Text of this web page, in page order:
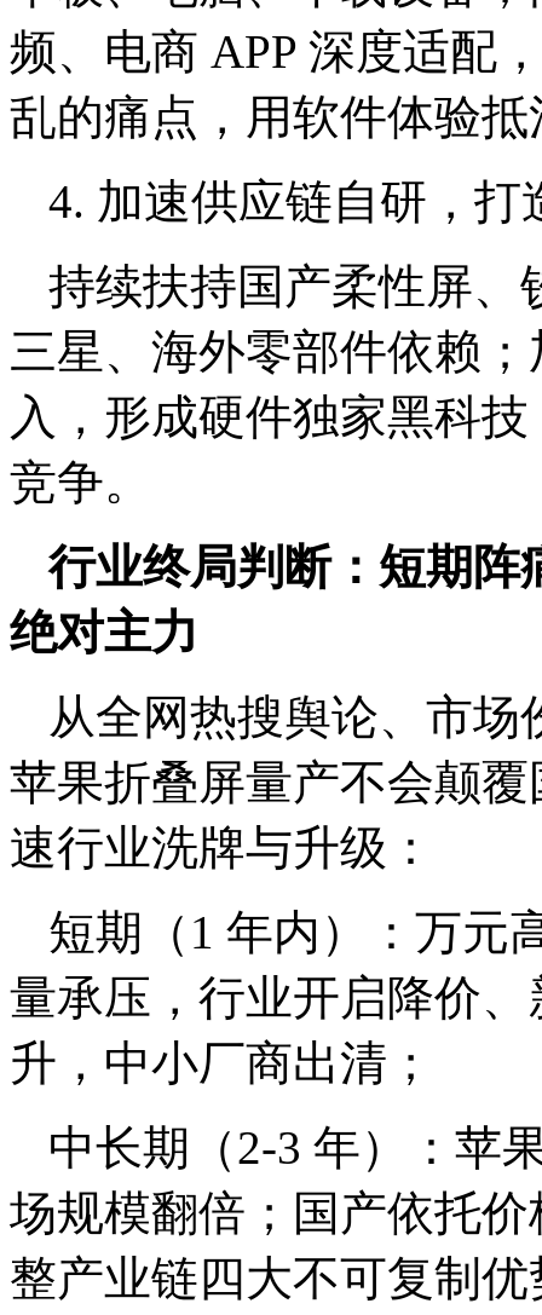
频、电商 APP 深度适配
乱的痛点，用软件体验
4. 加速供应链自研，打
持续扶持国产柔性屏、
三星、海外零部件依赖
入，形成硬件独家黑科
竞争。
行业终局判断：短期阵
绝对主力
从全网热搜舆论、市
苹果折叠屏量产不会颠
速行业洗牌与升级：
短期（1 年内）：万元
量承压，行业开启降价
升，中小厂商出清；
中长期（2-3 年）：苹
场规模翻倍；国产依托
整产业链四大不可复制